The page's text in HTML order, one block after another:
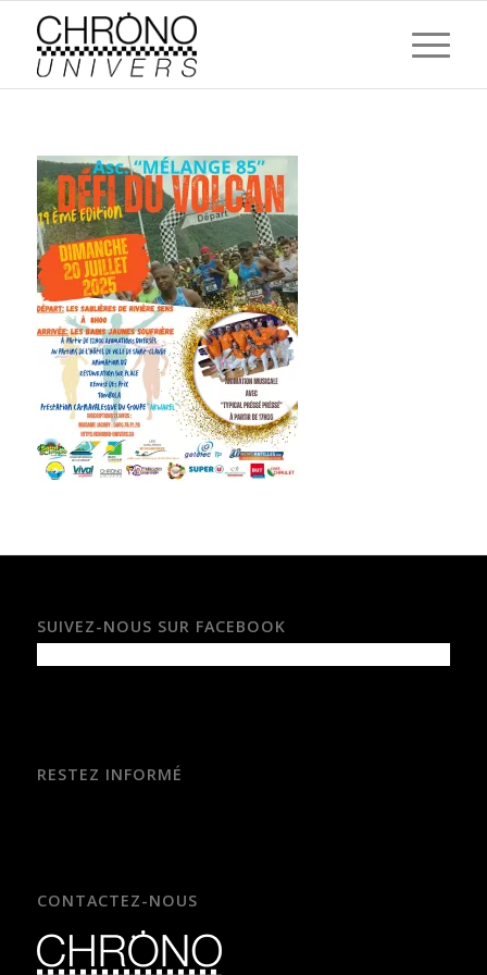
SUIVEZ-NOUS SUR FACEBOOK
RESTEZ INFORMÉ
CONTACTEZ-NOUS